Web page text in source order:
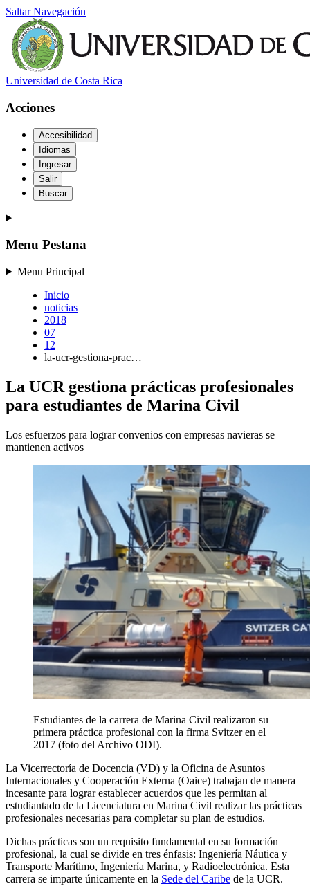
Saltar Navegación
Universidad de Costa Rica
Acciones
Accesibilidad
Idiomas
Ingresar
Salir
Buscar
Menu Pestana
Menu Principal
Inicio
noticias
2018
07
12
la-ucr-gestiona-prac…
La UCR gestiona prácticas profesionales
para estudiantes de Marina Civil
Los esfuerzos para lograr convenios con empresas navieras se
mantienen activos
Estudiantes de la carrera de Marina Civil realizaron su
primera práctica profesional con la firma Svitzer en el
2017 (foto del Archivo ODI).
La Vicerrectoría de Docencia (VD) y la Oficina de Asuntos
Internacionales y Cooperación Externa (Oaice) trabajan de manera
incesante para lograr establecer acuerdos que les permitan al
estudiantado de la Licenciatura en Marina Civil realizar las prácticas
profesionales necesarias para completar su plan de estudios.
Dichas prácticas son un requisito fundamental en su formación
profesional, la cual se divide en tres énfasis: Ingeniería Náutica y
Transporte Marítimo, Ingeniería Marina, y Radioelectrónica. Esta
carrera se imparte únicamente en la Sede del Caribe de la UCR.